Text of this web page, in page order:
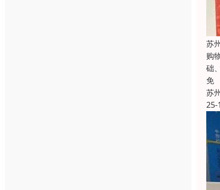
苏
购
础
免
苏
25-